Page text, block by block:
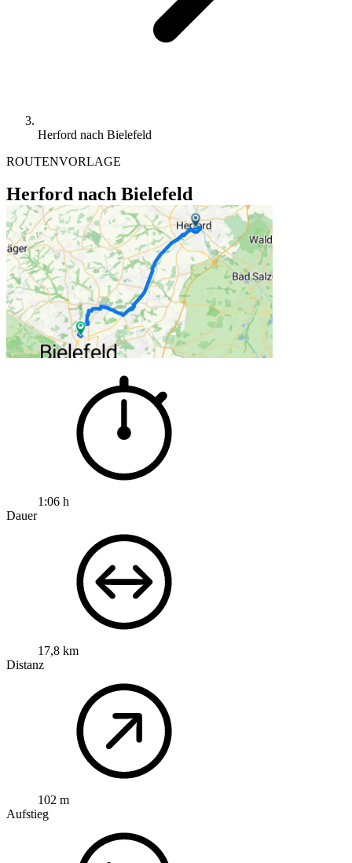
Herford nach Bielefeld
ROUTENVORLAGE
Herford nach Bielefeld
1:06 h
Dauer
17,8 km
Distanz
102 m
Aufstieg